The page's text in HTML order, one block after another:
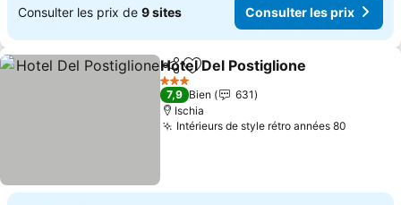
Consulter les prix de 9 sites Consulter les prix
PartagerAjouter à mes favoris
Hotel Del Postiglione
3 Étoiles
7,9 Bien
631
Ischia
Intérieurs de style rétro années 80